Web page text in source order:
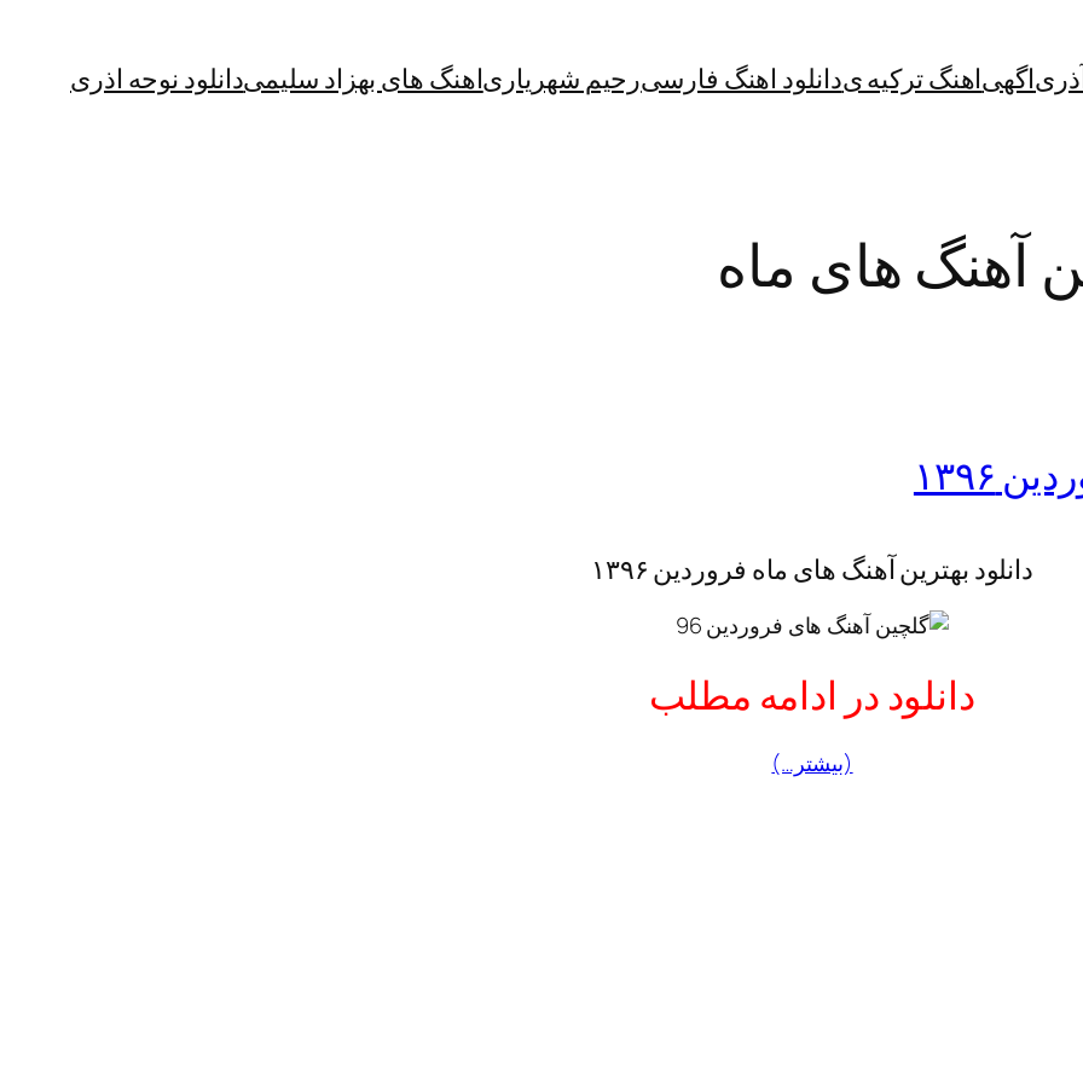
اگهیاهنگ ترکیه یدانلود اهنگ فارسیرحیم شهریاریاهنگ های بهزاد سلیمیدانلود نوحه اذری
آهنگ های ماه
۱۳۹۶
دانلود بهترین آهنگ های ماه فروردین ۱۳۹۶
دانلود در ادامه مطلب
(بیشتر…)